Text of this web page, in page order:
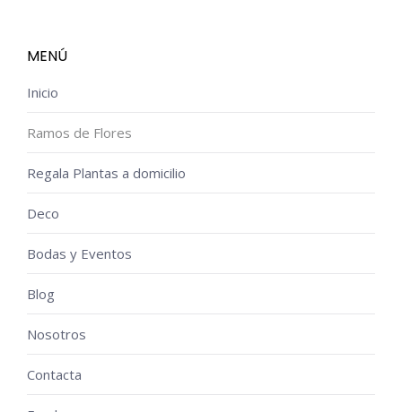
MENÚ
Inicio
Ramos de Flores
Regala Plantas a domicilio
Deco
Bodas y Eventos
Blog
Nosotros
Contacta